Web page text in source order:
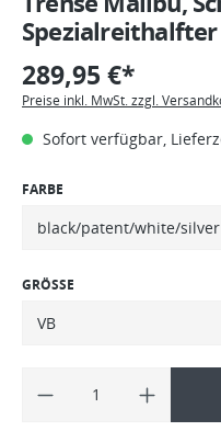
Spezialreithalfter
289,95 €*
Preise inkl. MwSt. zzgl.
Sofort verfügbar,
FARBE
GRÖSSE